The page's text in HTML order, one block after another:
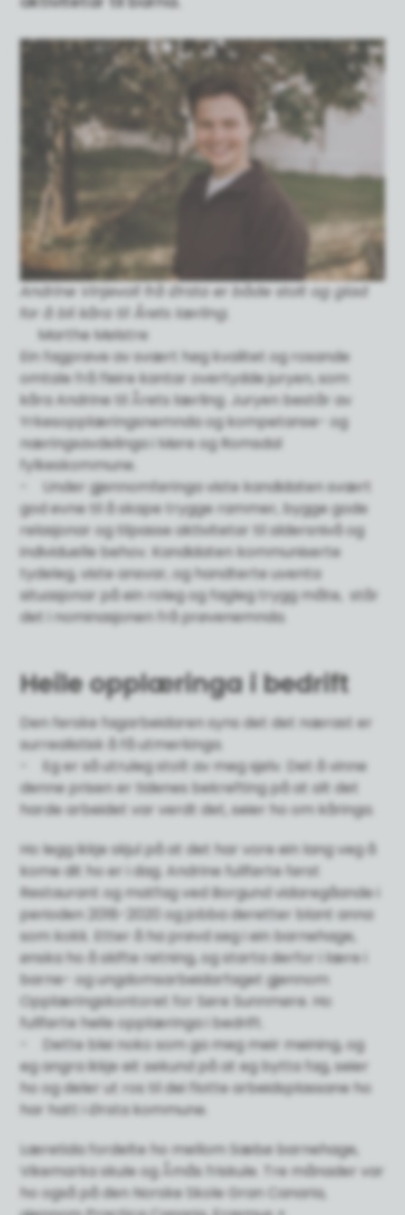
Andrine Vinjevoll frå Ørsta er både stolt og glad
for å bli kåra til Årets lærling.
Marthe Mølstre
Ein fagprøve av svært høg kvalitet og rosande
omtale frå fleire kantar overtydde juryen, som
kåra Andrine til Årets lærling. Juryen består av
Yrkesopplæringsnemnda og kompetanse- og
næringsavdelinga i Møre og Romsdal
fylkeskommune.
- Under gjennomføringa viste kandidaten svært
god evne til å skape trygge rammer, bygge gode
relasjonar og tilpasse aktivitetar til aldersnivå og
individuelle behov. Kandidaten kommuniserte
tydeleg, viste ansvar, og handterte uventa
situasjonar på ein roleg og fagleg trygg måte, står
det i nominasjonen frå prøvenemnda.
Heile opplæringa i bedrift
Den ferske fagarbeidaren syns det det nærast er
surrealistisk å få utmerkinga.
- Eg er så utruleg stolt av meg sjølv. Det å vinne
denne prisen er tidenes bekrefting på at alt det
harde arbeidet var verdt det, seier ho om kåringa.
Ho legg ikkje skjul på at det har vore ein lang veg å
kome dit ho er i dag. Andrine fullførte først
Restaurant og matfag ved Borgund vidaregåande i
perioden 2018-2020 og jobba deretter blant anna
som kokk. Etter å ha prøvd seg i ein barnehage,
ønska ho å skifte retning, og starta derfor i lære i
barne- og ungdomsarbeidarfaget gjennom
Opplæringskontoret for Søre Sunnmøre. Ho
fullførte heile opplæringa i bedrift.
- Dette blei noko som ga meg meir meining, og
eg angra ikkje eit sekund på at eg bytta fag, seier
ho og deler ut ros til dei flotte arbeidsplassane ho
har hatt i Ørsta kommune.
Læretida fordelte ho mellom Sæbø barnehage,
Vikemarka skule og Åmås friskule. Tre månader var
ho også på den Norske Skole Gran Canaria,